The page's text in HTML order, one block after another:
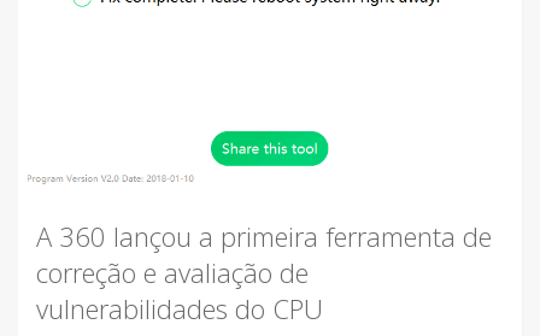
A 360 lançou a primeira ferramenta de
correção e avaliação de
vulnerabilidades do CPU